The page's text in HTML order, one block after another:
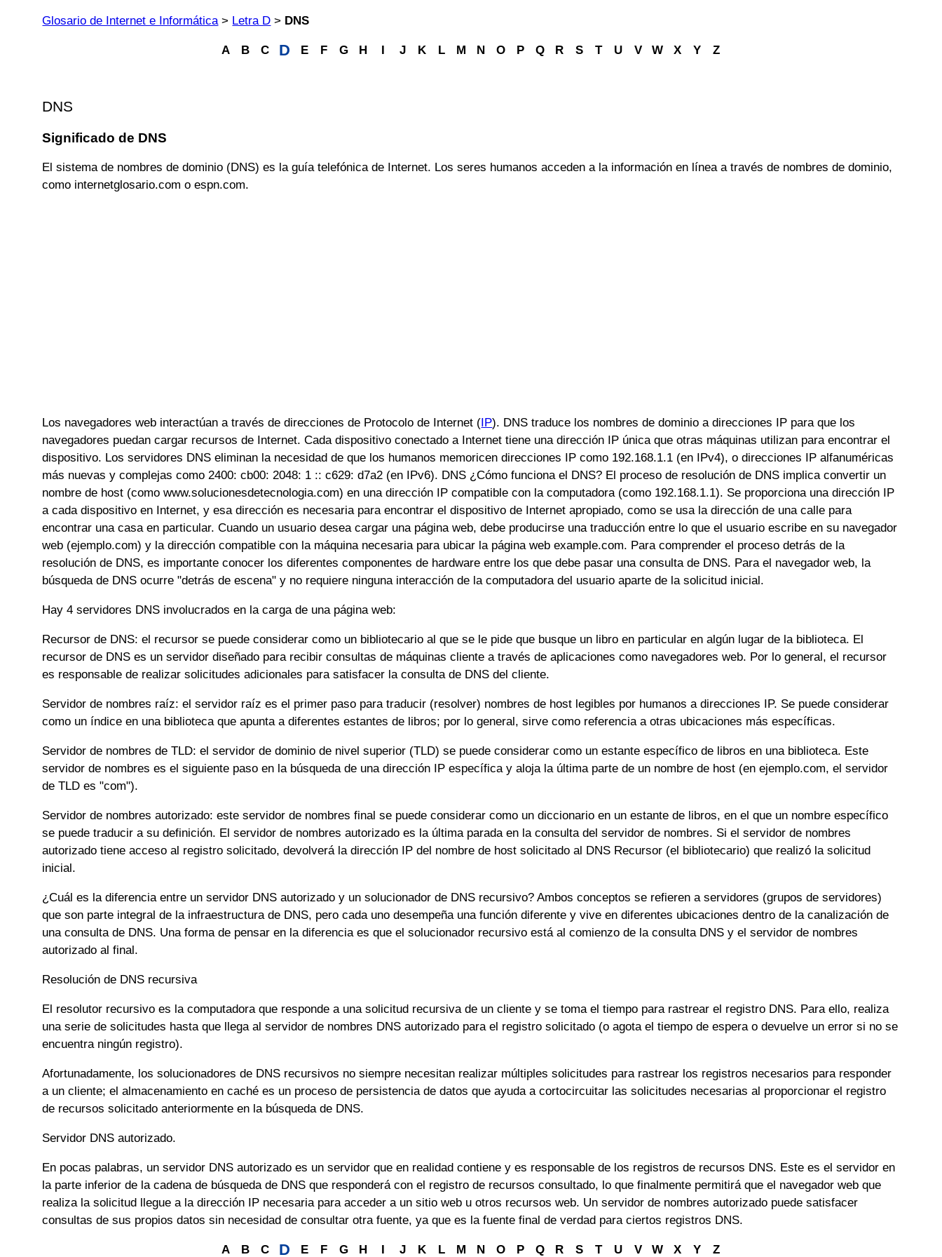
Glosario de Internet e Informática> Letra D > DNS
A B C D E F G H I J K L M N O P Q R S T U V W X Y Z
DNS
Significado de DNS
El sistema de nombres de dominio (DNS) es la guía telefónica de Internet. Los seres humanos acceden a la información en línea a través de nombres de dominio,
como internetglosario.com o espn.com.
Los navegadores web interactúan a través de direcciones de Protocolo de Internet (IP). DNS traduce los nombres de dominio a direcciones IP para que los
navegadores puedan cargar recursos de Internet. Cada dispositivo conectado a Internet tiene una dirección IP única que otras máquinas utilizan para encontrar el
dispositivo. Los servidores DNS eliminan la necesidad de que los humanos memoricen direcciones IP como 192.168.1.1 (en IPv4), o direcciones IP alfanuméricas
más nuevas y complejas como 2400: cb00: 2048: 1 :: c629: d7a2 (en IPv6). DNS ¿Cómo funciona el DNS? El proceso de resolución de DNS implica convertir un
nombre de host (como www.solucionesdetecnologia.com) en una dirección IP compatible con la computadora (como 192.168.1.1). Se proporciona una dirección IP
a cada dispositivo en Internet, y esa dirección es necesaria para encontrar el dispositivo de Internet apropiado, como se usa la dirección de una calle para
encontrar una casa en particular. Cuando un usuario desea cargar una página web, debe producirse una traducción entre lo que el usuario escribe en su navegador
web (ejemplo.com) y la dirección compatible con la máquina necesaria para ubicar la página web example.com. Para comprender el proceso detrás de la
resolución de DNS, es importante conocer los diferentes componentes de hardware entre los que debe pasar una consulta de DNS. Para el navegador web, la
búsqueda de DNS ocurre "detrás de escena" y no requiere ninguna interacción de la computadora del usuario aparte de la solicitud inicial.
Hay 4 servidores DNS involucrados en la carga de una página web:
Recursor de DNS: el recursor se puede considerar como un bibliotecario al que se le pide que busque un libro en particular en algún lugar de la biblioteca. El
recursor de DNS es un servidor diseñado para recibir consultas de máquinas cliente a través de aplicaciones como navegadores web. Por lo general, el recursor
es responsable de realizar solicitudes adicionales para satisfacer la consulta de DNS del cliente.
Servidor de nombres raíz: el servidor raíz es el primer paso para traducir (resolver) nombres de host legibles por humanos a direcciones IP. Se puede considerar
como un índice en una biblioteca que apunta a diferentes estantes de libros; por lo general, sirve como referencia a otras ubicaciones más específicas.
Servidor de nombres de TLD: el servidor de dominio de nivel superior (TLD) se puede considerar como un estante específico de libros en una biblioteca. Este
servidor de nombres es el siguiente paso en la búsqueda de una dirección IP específica y aloja la última parte de un nombre de host (en ejemplo.com, el servidor
de TLD es "com").
Servidor de nombres autorizado: este servidor de nombres final se puede considerar como un diccionario en un estante de libros, en el que un nombre específico
se puede traducir a su definición. El servidor de nombres autorizado es la última parada en la consulta del servidor de nombres. Si el servidor de nombres
autorizado tiene acceso al registro solicitado, devolverá la dirección IP del nombre de host solicitado al DNS Recursor (el bibliotecario) que realizó la solicitud
inicial.
¿Cuál es la diferencia entre un servidor DNS autorizado y un solucionador de DNS recursivo? Ambos conceptos se refieren a servidores (grupos de servidores)
que son parte integral de la infraestructura de DNS, pero cada uno desempeña una función diferente y vive en diferentes ubicaciones dentro de la canalización de
una consulta de DNS. Una forma de pensar en la diferencia es que el solucionador recursivo está al comienzo de la consulta DNS y el servidor de nombres
autorizado al final.
Resolución de DNS recursiva
El resolutor recursivo es la computadora que responde a una solicitud recursiva de un cliente y se toma el tiempo para rastrear el registro DNS. Para ello, realiza
una serie de solicitudes hasta que llega al servidor de nombres DNS autorizado para el registro solicitado (o agota el tiempo de espera o devuelve un error si no se
encuentra ningún registro).
Afortunadamente, los solucionadores de DNS recursivos no siempre necesitan realizar múltiples solicitudes para rastrear los registros necesarios para responder
a un cliente; el almacenamiento en caché es un proceso de persistencia de datos que ayuda a cortocircuitar las solicitudes necesarias al proporcionar el registro
de recursos solicitado anteriormente en la búsqueda de DNS.
Servidor DNS autorizado.
En pocas palabras, un servidor DNS autorizado es un servidor que en realidad contiene y es responsable de los registros de recursos DNS. Este es el servidor en
la parte inferior de la cadena de búsqueda de DNS que responderá con el registro de recursos consultado, lo que finalmente permitirá que el navegador web que
realiza la solicitud llegue a la dirección IP necesaria para acceder a un sitio web u otros recursos web. Un servidor de nombres autorizado puede satisfacer
consultas de sus propios datos sin necesidad de consultar otra fuente, ya que es la fuente final de verdad para ciertos registros DNS.
A B C D E F G H I J K L M N O P Q R S T U V W X Y Z